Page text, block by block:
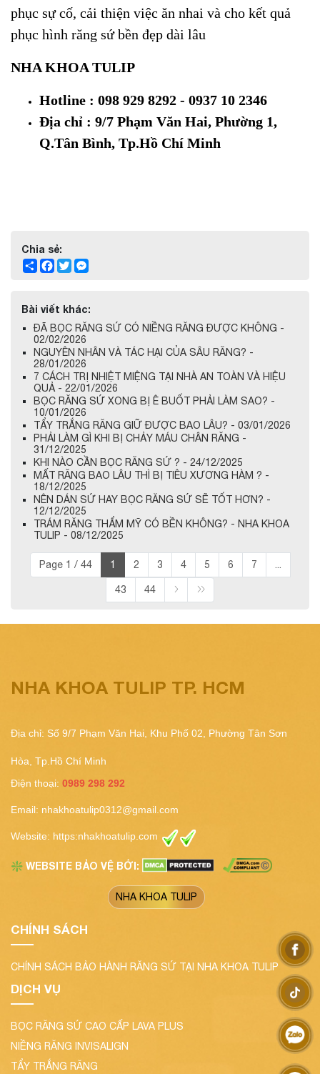
phục sự cố, cải thiện việc ăn nhai và cho kết quả
phục hình răng sứ bền đẹp dài lâu
NHA KHOA TULIP
Hotline : 098 929 8292 - 0937 10 2346
Địa chỉ : 9/7 Phạm Văn Hai, Phường 1,
Q.Tân Bình, Tp.Hồ Chí Minh
Chia sẻ:
ShareFacebook
Twitter
Bài viết khác:
ĐÃ BỌC RĂNG SỨ CÓ NIỀNG RĂNG ĐƯỢC KHÔNG -
02/02/2026
NGUYÊN NHÂN VÀ TÁC HẠI CỦA SÂU RĂNG? -
28/01/2026
7 CÁCH TRỊ NHIỆT MIỆNG TẠI NHÀ AN TOÀN VÀ HIỆU
QUẢ - 22/01/2026
BỌC RĂNG SỨ XONG BỊ Ê BUỐT PHẢI LÀM SAO? -
10/01/2026
TẨY TRẮNG RĂNG GIỮ ĐƯỢC BAO LÂU? - 03/01/2026
PHẢI LÀM GÌ KHI BỊ CHẢY MÁU CHÂN RĂNG -
31/12/2025
KHI NÀO CẦN BỌC RĂNG SỨ ? - 24/12/2025
MẤT RĂNG BAO LÂU THÌ BỊ TIÊU XƯƠNG HÀM ? -
18/12/2025
NÊN DÁN SỨ HAY BỌC RĂNG SỨ SẼ TỐT HƠN? -
12/12/2025
TRÁM RĂNG THẨM MỸ CÓ BỀN KHÔNG? - NHA KHOA
TULIP - 08/12/2025
Page 1 / 44 1 2 3 4 5 6 7
43 44
NHA KHOA TULIP TP. HCM
Địa chỉ: Số 9/7 Phạm Văn Hai, Khu Phố 02, Phường Tân Sơn
Hòa, Tp.Hồ Chí Minh
Điện thoại: 0989 298 292
Email: nhakhoatulip0312@gmail.com
Website: https:nhakhoatulip.com
❇️ WEBSITE BẢO VỆ BỞI:
NHA KHOA TULIP
CHÍNH SÁCH
CHÍNH SÁCH BẢO HÀNH RĂNG SỨ TẠI NHA KHOA TULIP
DỊCH VỤ
BỌC RĂNG SỨ CAO CẤP LAVA PLUS
NIỀNG RĂNG INVISALIGN
TẨY TRẮNG RĂNG